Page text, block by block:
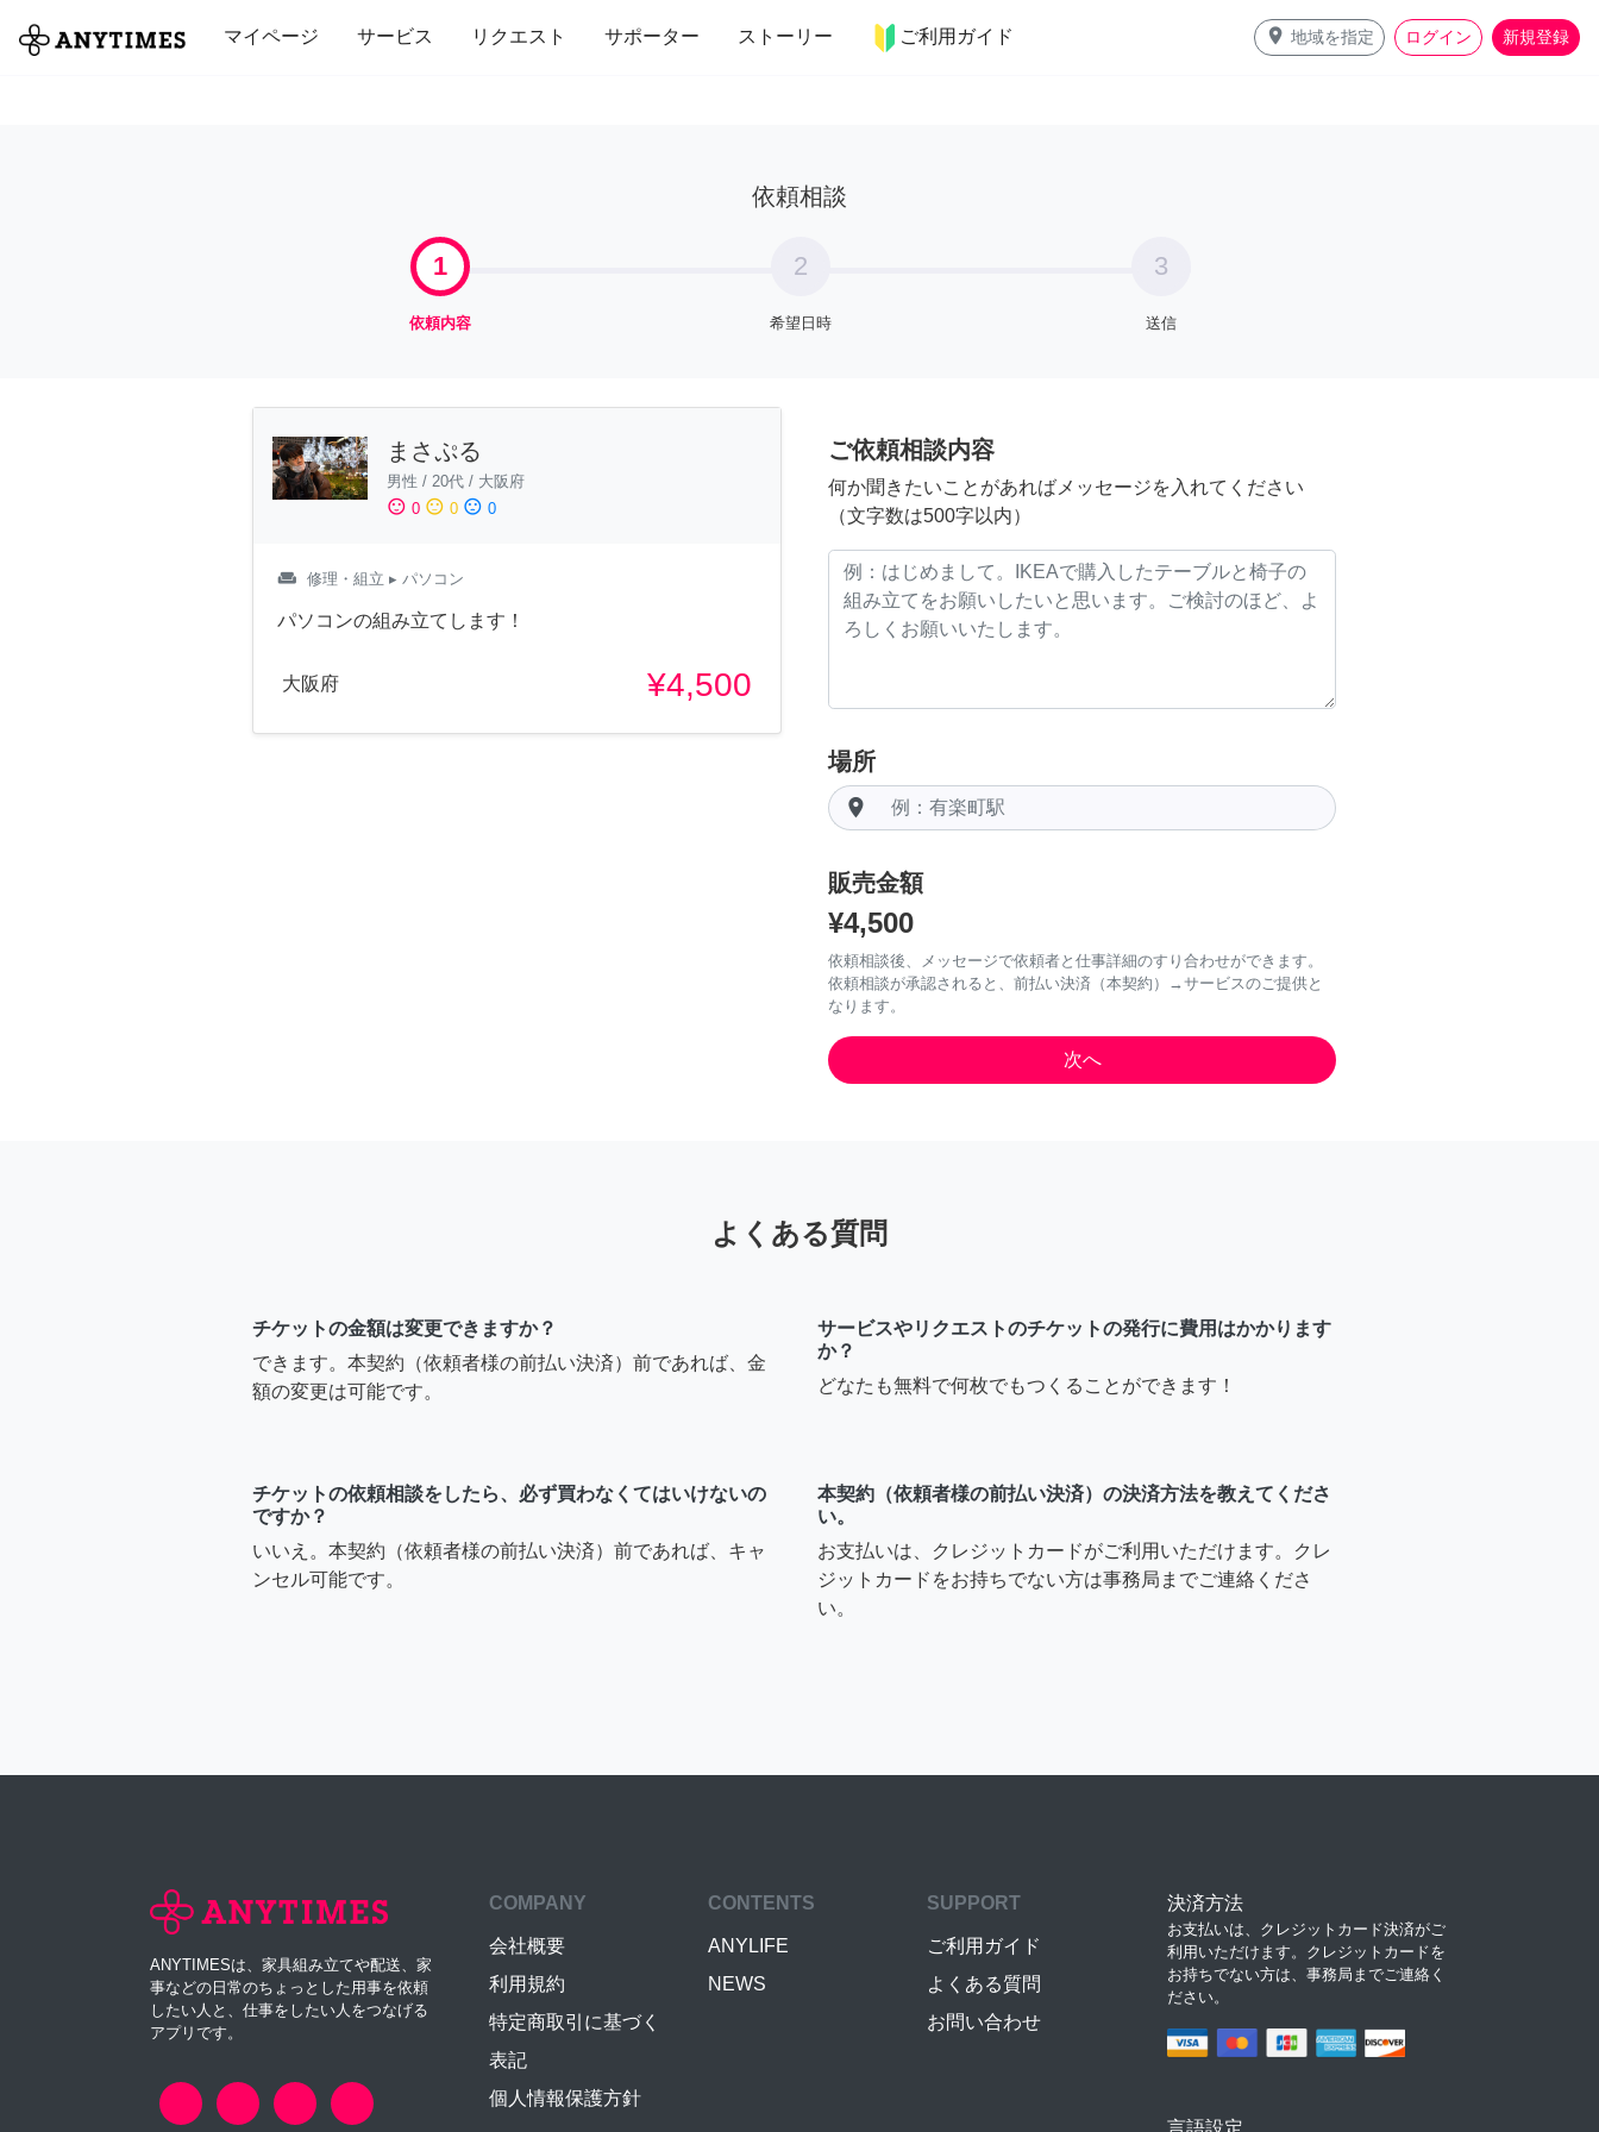
マイページ サービス リクエスト サポーター ストーリー ご利用ガイド place 地域を指定 ログイン 新規登録
全て 修理・組立 家事 引っ越し インテリア 趣味・習い事 ペット 料理
依頼相談
1
依頼内容
2
希望日時
3
送信
まさぷる
男性 / 20代 / 大阪府
sentiment_satisfied 0 sentiment_neutral 0 sentiment_dissatisfied 0
weekend 修理・組立 ▸ パソコン
パソコンの組み立てします！
大阪府 ¥4,500
ご依頼相談内容
何か聞きたいことがあればメッセージを入れてください
（文字数は500字以内）
場所
room
販売金額
¥4,500
依頼相談後、メッセージで依頼者と仕事詳細のすり合わせができます。
依頼相談が承認されると、前払い決済（本契約）→サービスのご提供と
なります。
よくある質問
チケットの金額は変更できますか？
できます。本契約（依頼者様の前払い決済）前であれば、金
額の変更は可能です。
サービスやリクエストのチケットの発行に費用はかかります
か？
どなたも無料で何枚でもつくることができます！
チケットの依頼相談をしたら、必ず買わなくてはいけないの
ですか？
いいえ。本契約（依頼者様の前払い決済）前であれば、キャ
ンセル可能です。
本契約（依頼者様の前払い決済）の決済方法を教えてくださ
い。
お支払いは、クレジットカードがご利用いただけます。クレ
ジットカードをお持ちでない方は事務局までご連絡くださ
い。
ANYTIMESは、家具組み立てや配送、家
事などの日常のちょっとした用事を依頼
したい人と、仕事をしたい人をつなげる
アプリです。
COMPANY
会社概要
利用規約
特定商取引に基づく
表記
個人情報保護方針
CONTENTS
ANYLIFE
NEWS
SUPPORT
ご利用ガイド
よくある質問
お問い合わせ
決済方法
お支払いは、クレジットカード決済がご
利用いただけます。クレジットカードを
お持ちでない方は、事務局までご連絡く
ださい。
言語設定